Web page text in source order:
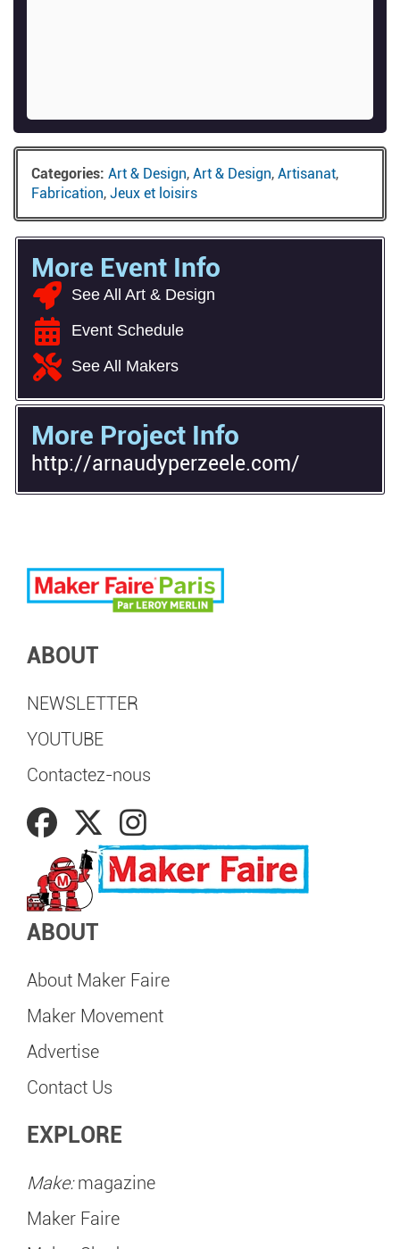
Categories: Art & Design, Art & Design, Artisanat,
Fabrication, Jeux et loisirs
More Event Info
See All Art & Design
Event Schedule
See All Makers
More Project Info
http://arnaudyperzeele.com/
ABOUT
NEWSLETTER
YOUTUBE
Contactez-nous
ABOUT
About Maker Faire
Maker Movement
Advertise
Contact Us
EXPLORE
Make:magazine
Maker Faire